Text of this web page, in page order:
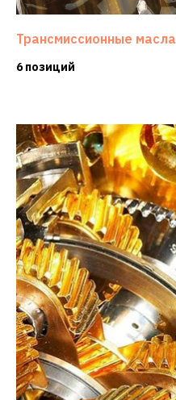
Трансмиссионные масла
6 позиций